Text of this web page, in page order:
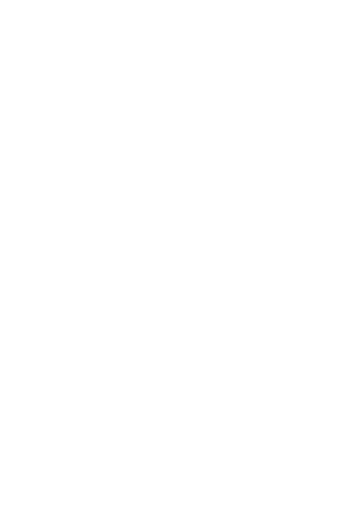
orelhudo, intitulado «DArkSide» [vídeo-clip]
De regresso às raízes metalcore no novo single